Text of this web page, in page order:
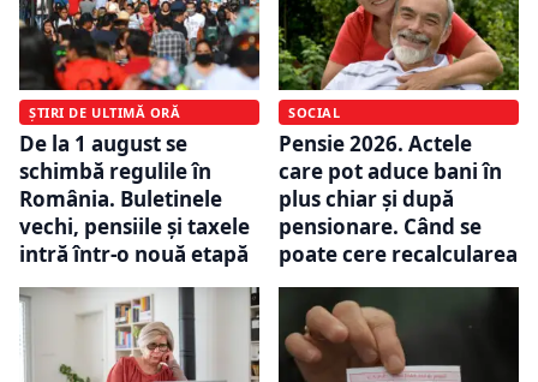
ȘTIRI DE ULTIMĂ ORĂ
De la 1 august se
schimbă regulile în
România. Buletinele
vechi, pensiile și taxele
intră într-o nouă etapă
SOCIAL
Pensie 2026. Actele
care pot aduce bani în
plus chiar și după
pensionare. Când se
poate cere recalcularea